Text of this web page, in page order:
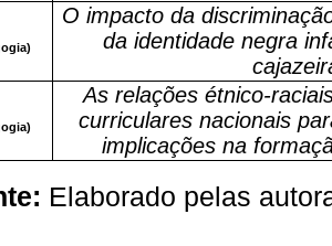
O impacto da
da identidade negra
As relações étnico-
curriculares nacionais
implicações na
Elaborado pelas